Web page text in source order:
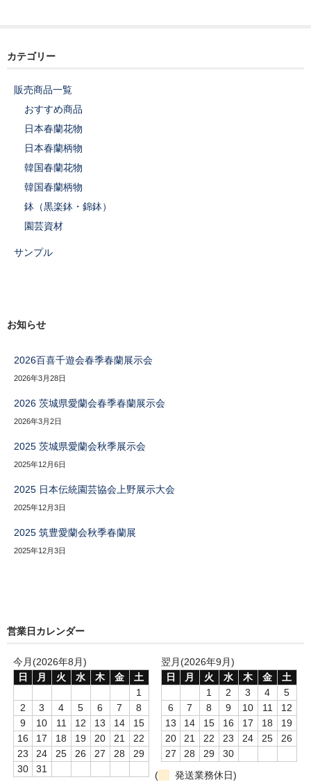
カテゴリー
販売商品一覧
おすすめ商品
日本春蘭花物
日本春蘭柄物
韓国春蘭花物
韓国春蘭柄物
鉢（黒楽鉢・錦鉢）
園芸資材
サンプル
お知らせ
2026百喜千遊会春季春蘭展示会
2026年3月28日
2026 茨城県愛蘭会春季春蘭展示会
2026年3月2日
2025 茨城県愛蘭会秋季展示会
2025年12月6日
2025 日本伝統園芸協会上野展示大会
2025年12月3日
2025 筑豊愛蘭会秋季春蘭展
2025年12月3日
営業日カレンダー
今月(2026年8月)
日
月 火 水 木 金
土
1
2
3 4 5 6 7
8
9
10 11 12 13 14
15
16
17 18 19 20 21
22
23
24 25 26 27 28
29
30
31
翌月(2026年9月)
日
月 火 水 木 金
土
1
2 3 4
5
6
7 8 9 10 11
12
13
14 15 16 17 18
19
20
21 22 23 24 25
26
27
28 29
30
(
発送業務休日)